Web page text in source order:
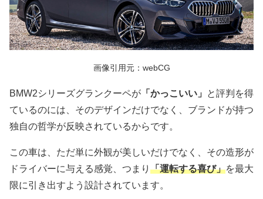
画像引用元：webCG
BMW2シリーズグランクーペが 「かっこいい」
と評判を得
ているのには、そのデザインだけでなく、ブランドが持つ
独自の哲学が反映されているからです。
この車は、ただ単に外観が美しいだけでなく、その造形が
ドライバーに与える感覚、つまり 「運転する喜び」を最大
限に引き出すよう設計されています。